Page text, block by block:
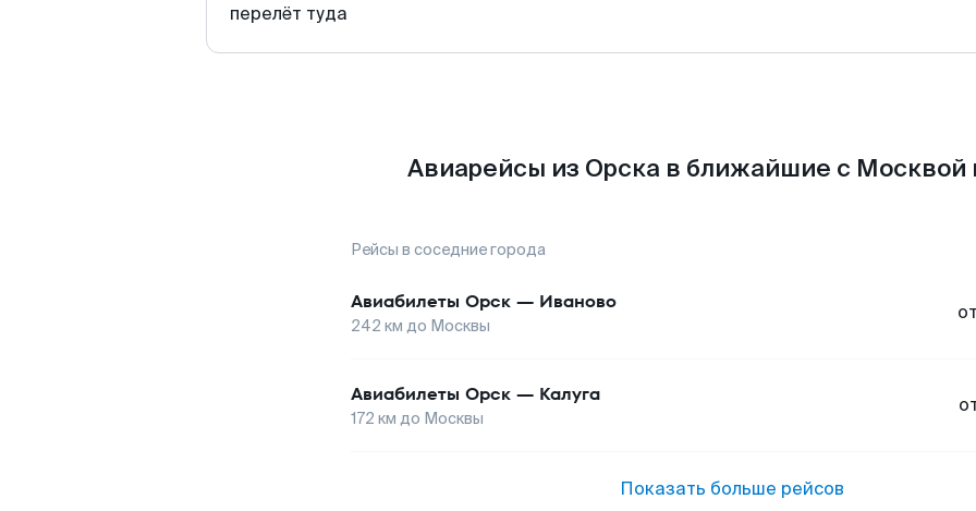
перелёт туда
Авиарейсы из Орска в ближайшие с Москвой
Рейсы в соседние города
Авиабилеты Орск — Иваново
242 км до Москвы
от
Авиабилеты Орск — Калуга
172 км до Москвы
Показать больше рейсов